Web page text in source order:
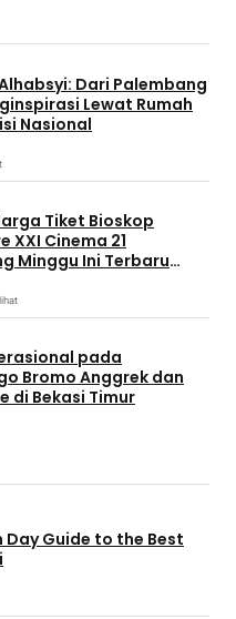
Dari Palembang
Lewat Rumah
Nasional
Tiket Bioskop
XXI Cinema 21
Minggu Ini Terbaru
pada
Bromo Anggrek dan
di Bekasi Timur
Day Guide to the Best